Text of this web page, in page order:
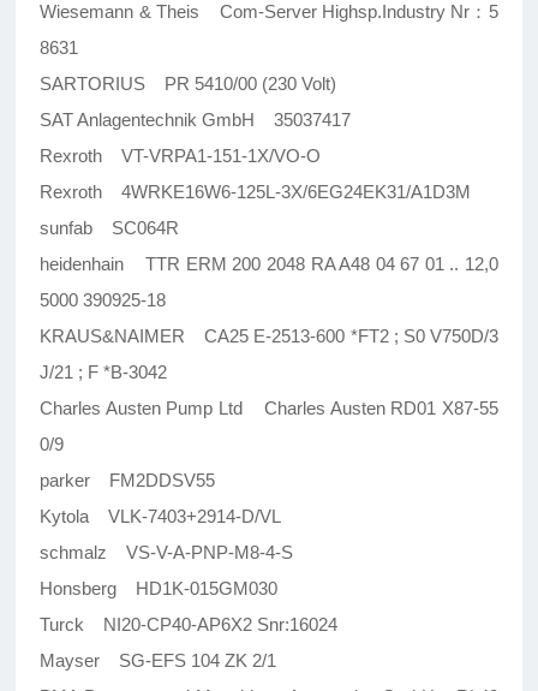
Wiesemann & Theis Com-Server Highsp.Industry Nr：5
8631
SARTORIUS PR 5410/00 (230 Volt)
SAT Anlagentechnik GmbH 35037417
Rexroth VT-VRPA1-151-1X/VO-O
Rexroth 4WRKE16W6-125L-3X/6EG24EK31/A1D3M
sunfab SC064R
heidenhain TTR ERM 200 2048 RA A48 04 67 01 .. 12,0
5000 390925-18
KRAUS&NAIMER CA25 E-2513-600 *FT2 ; S0 V750D/3
J/21 ; F *B-3042
Charles Austen Pump Ltd Charles Austen RD01 X87-55
0/9
parker FM2DDSV55
Kytola VLK-7403+2914-D/VL
schmalz VS-V-A-PNP-M8-4-S
Honsberg HD1K-015GM030
Turck NI20-CP40-AP6X2 Snr:16024
Mayser SG-EFS 104 ZK 2/1